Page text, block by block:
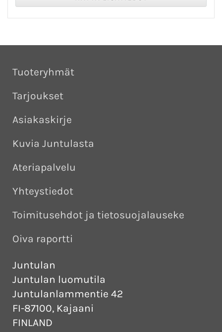
Tuoteryhmät
Tarjoukset
Asiakaskirje
Kuvia Juntulasta
Ateriapalvelu
Yhteystiedot
Toimitusehdot ja tietosuojalauseke
Oiva raportti
Juntulan
Juntulan luomutila
Juntulanlammentie 42
FI-87100, Kajaani
FINLAND